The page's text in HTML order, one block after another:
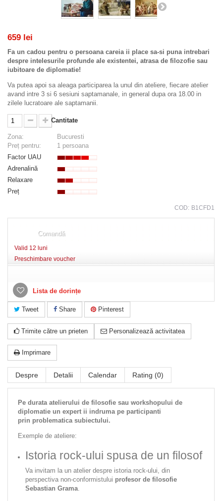
659 lei
Fa un cadou pentru o persoana careia ii place sa-si puna intrebari
despre intelesurile profunde ale existentei, atrasa de filozofie sau
iubitoare de diplomatie!
Va putea apoi sa aleaga participarea la unul din ateliere, fiecare atelier
avand intre 3 si 6 sesiuni saptamanale, in general dupa ora 18.00 in
zilele lucratoare ale saptamanii.
Cantitate
Zona:
Bucuresti
Preț pentru:
1 persoana
Factor UAU
Adrenalină
Relaxare
Preț
COD: B1CFD1
Comandă
Valid 12 luni
Preschimbare voucher
Lista de dorințe
Tweet Share Pinterest
Trimite către un prieten Personalizează activitatea
Imprimare
Despre Detalii Calendar Rating (0)
Pe durata atelierului de filosofie sau workshopului de
diplomatie un expert ii indruma pe participanti
prin problematica subiectului.
Exemple de ateliere:
Istoria rock-ului spusa de un filosof
Va invitam la un atelier despre istoria rock-ului, din
perspectiva non-conformistului profesor de filosofie
Sebastian Grama.